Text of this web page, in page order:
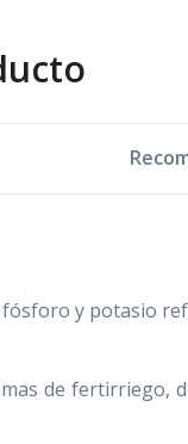
y potasio
de fertirriego,